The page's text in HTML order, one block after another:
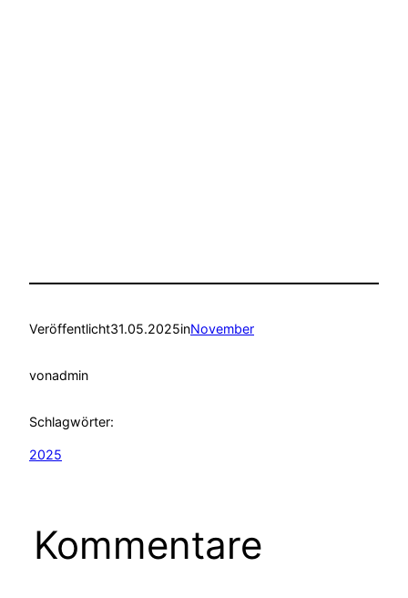
Veröffentlicht31.05.2025inNovember
vonadmin
Schlagwörter:
2025
Kommentare